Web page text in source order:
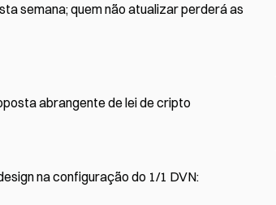
semana; quem não atualizar perderá as
abrangente de lei de cripto
na configuração do 1/1 DVN: